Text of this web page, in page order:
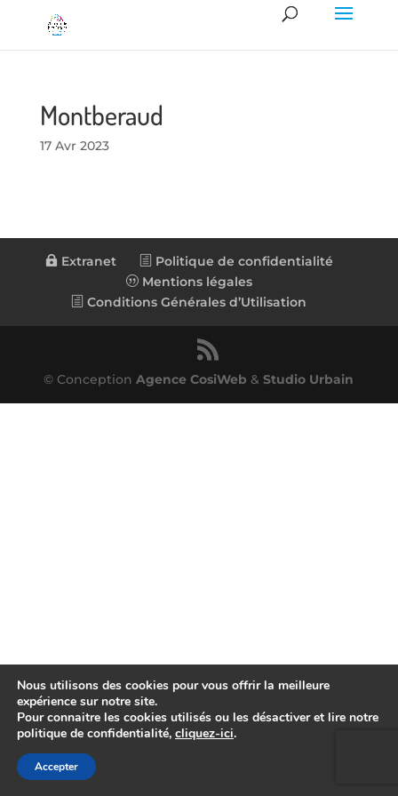
Montberaud
17 Avr 2023
Extranet
Politique de confidentialité
Mentions légales
Conditions Générales d’Utilisation
© ConceptionAgence CosiWeb &Studio Urbain
Nous utilisons des cookies pour vous offrir la meilleure
expérience sur notre site.
Pour connaitre les cookies utilisés ou les désactiver et lire notre
politique de confidentialité, cliquez-ici.
Accepter